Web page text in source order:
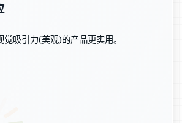
吸引力(美观)的产品更实用。